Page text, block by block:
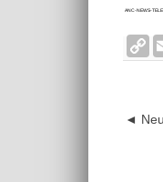
ANC-NEWS-
C
o
i
◄